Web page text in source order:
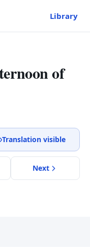
Library
of
Translation visible
Next